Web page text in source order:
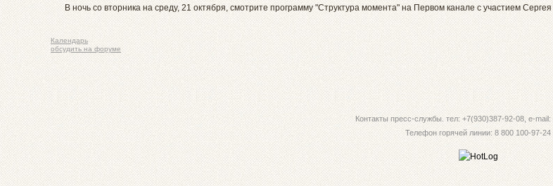
В ночь со вторника на среду, 21 октября, смотрите программу "Структура момента" на Первом канале с участием
Календарь
обсудить на форуме
Контакты пресс-службы. тел: +7(930)387-92-08, e-
Телефон горячей линии: 8 800 100-97-24